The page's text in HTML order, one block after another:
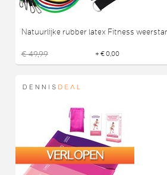
Natuurlijke rubber latex Fitness
€ 49,99 + € 0,00